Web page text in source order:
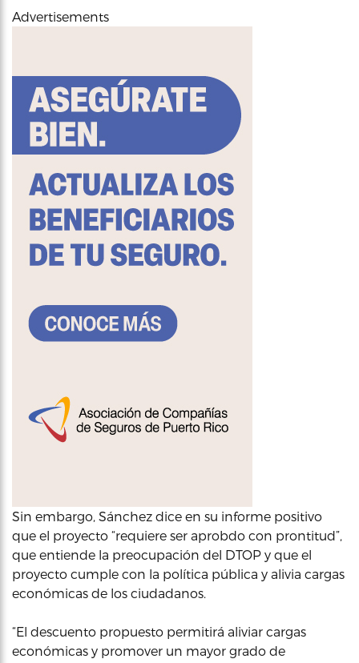
Advertisements
Sin embargo, Sánchez dice en su informe positivo
que el proyecto “requiere ser aprobdo con prontitud”,
que entiende la preocupación del DTOP y que el
proyecto cumple con la política pública y alivia cargas
económicas de los ciudadanos.
“El descuento propuesto permitirá aliviar cargas
económicas y promover un mayor grado de